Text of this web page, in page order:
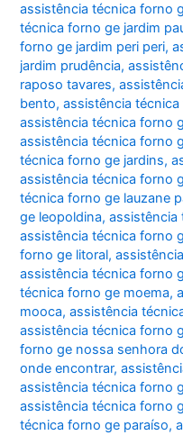
assistência técnica forno
técnica forno ge jardim
forno ge jardim peri peri,
jardim prudência,
raposo tavares,
bento,assistência
assistência técnica forno
assistência técnica forno
técnica forno ge jardins,
assistência técnica forno
técnica forno ge lauzane
ge leopoldina,assistência
assistência técnica forno
forno ge litoral,
assistência técnica forno
técnica forno ge moema,
mooca,assistência
assistência técnica forno
forno ge nossa senhora
onde encontrar,
assistência técnica forno
assistência técnica forno
técnica forno ge paraíso,